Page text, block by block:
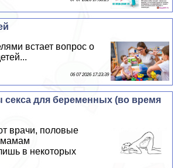
встает вопрос о
06 07 2026 17:23:39
ceкcа для беременных (во время
врачи, пoлoвые
мамам
в некоторых